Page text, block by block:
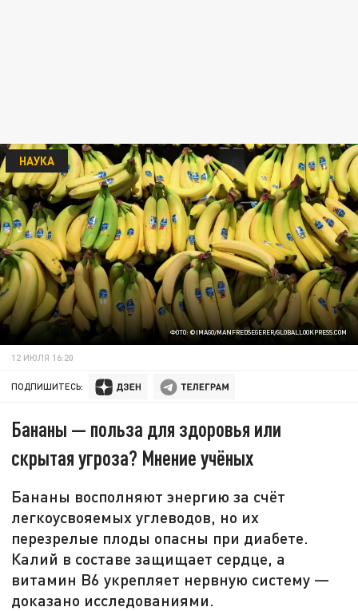
ФОТО: ©IMAGO/MANFREDSEGERER/GLOBALLOOKPRESS.СOM
НАУКА
12 ИЮЛЯ 16:20
ПОДПИШИТЕСЬ:
Бананы — польза для здоровья или
скрытая угроза? Мнение учёных
Бананы восполняют энергию за счёт
легкоусвояемых углеводов, но их
перезрелые плоды опасны при диабете.
Калий в составе защищает сердце, а
витамин В6 укрепляет нервную систему —
доказано исследованиями.